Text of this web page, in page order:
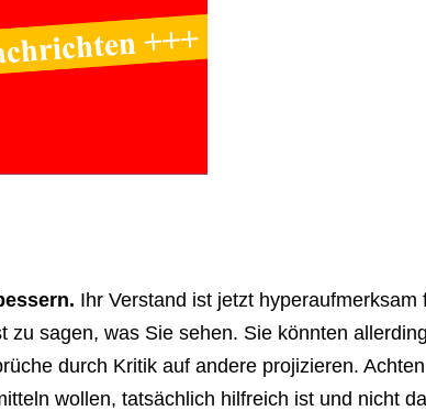
Ihr Verstand ist jetzt
zu sagen, was Sie sehen. Sie könnten
durch Kritik auf andere projizieren.
wollen, tatsächlich hilfreich ist und nicht